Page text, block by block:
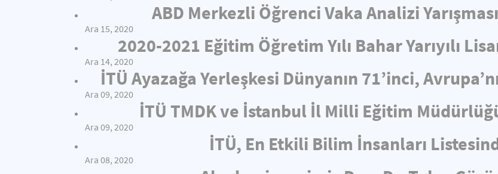
ABD Merkezli Öğrenci Vaka Analizi
Ara 15, 2020
2020-2021 Eğitim Öğretim Yılı Bahar Yarıyılı
Ara 14, 2020
İTÜ Ayazağa Yerleşkesi Dünyanın 71’inci,
Ara 09, 2020
İTÜ TMDK ve İstanbul İl Milli Eğitim
Ara 09, 2020
İTÜ, En Etkili Bilim İnsanları
Ara 08, 2020